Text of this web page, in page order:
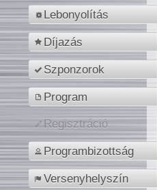
Lebonyolítás
Díjazás
Szponzorok
Program
Regisztráció
Programbizottság
Versenyhelyszín